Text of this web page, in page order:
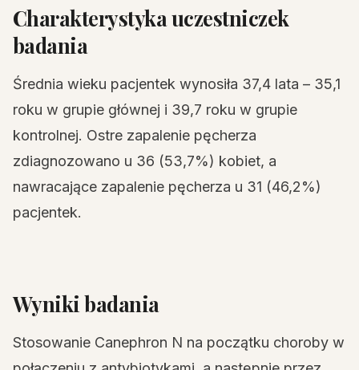
Charakterystyka uczestniczek
badania
Średnia wieku pacjentek wynosiła 37,4 lata – 35,1
roku w grupie głównej i 39,7 roku w grupie
kontrolnej. Ostre zapalenie pęcherza
zdiagnozowano u 36 (53,7%) kobiet, a
nawracające zapalenie pęcherza u 31 (46,2%)
pacjentek.
Wyniki badania
Stosowanie Canephron N na początku choroby w